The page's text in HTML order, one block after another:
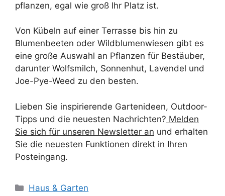
pflanzen, egal wie groß Ihr Platz ist.
Von Kübeln auf einer Terrasse bis hin zu
Blumenbeeten oder Wildblumenwiesen gibt es
eine große Auswahl an Pflanzen für Bestäuber,
darunter Wolfsmilch, Sonnenhut, Lavendel und
Joe-Pye-Weed zu den besten.
Lieben Sie inspirierende Gartenideen, Outdoor-
Tipps und die neuesten Nachrichten? Melden
Sie sich für unseren Newsletter an und erhalten
Sie die neuesten Funktionen direkt in Ihren
Posteingang.
Kategorien
Haus & Garten